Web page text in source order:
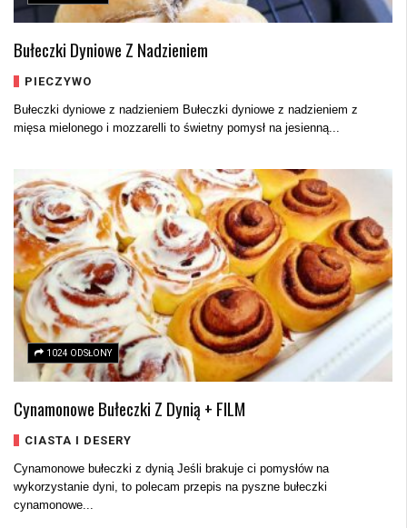
Bułeczki Dyniowe Z Nadzieniem
PIECZYWO
Bułeczki dyniowe z nadzieniem Bułeczki dyniowe z nadzieniem z
mięsa mielonego i mozzarelli to świetny pomysł na jesienną...
1024 ODSŁONY
Cynamonowe Bułeczki Z Dynią + FILM
CIASTA I DESERY
Cynamonowe bułeczki z dynią Jeśli brakuje ci pomysłów na
wykorzystanie dyni, to polecam przepis na pyszne bułeczki
cynamonowe...